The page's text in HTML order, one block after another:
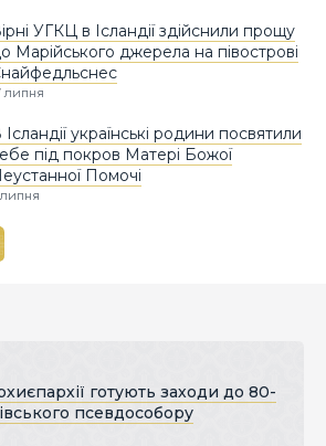
УГКЦ в Ісландії здійснили прощу
Марійського джерела на півострові
липня
Ісландії українські родини посвятили
під покров Матері Божої
Помочі
готують заходи до 80-
псевдособору